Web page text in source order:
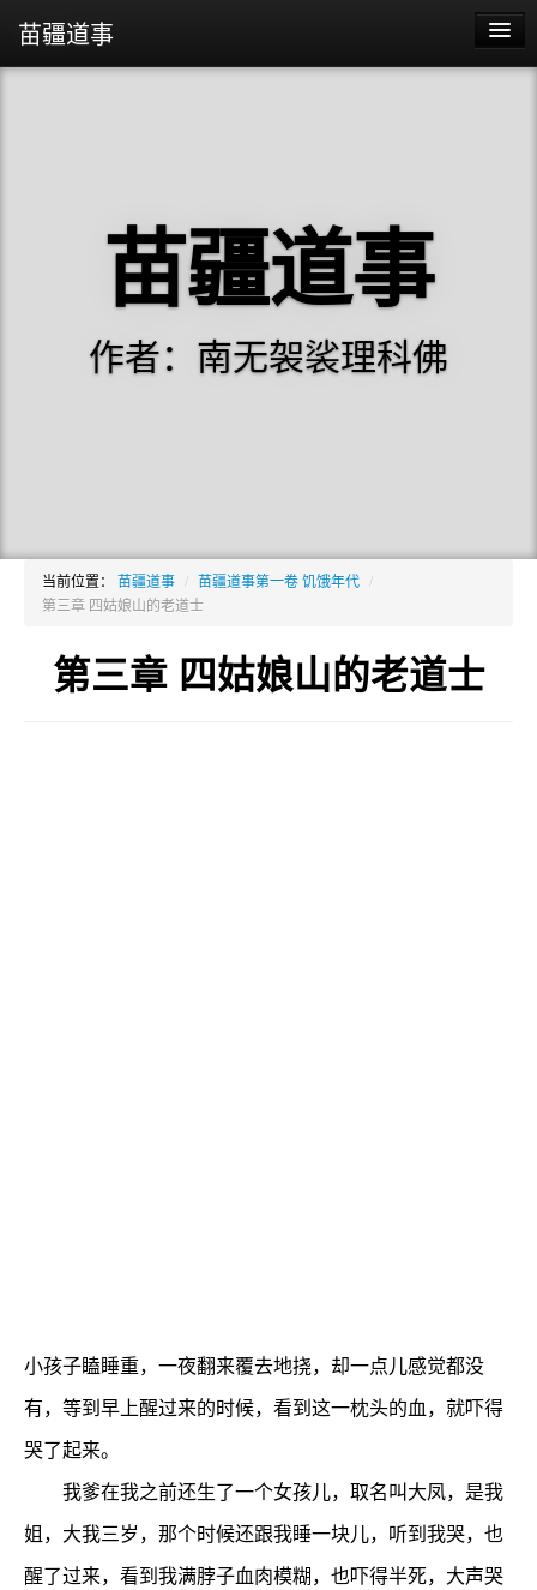
苗疆道事
苗疆道事
作者：南无袈裟理科佛
当前位置： 苗疆道事 / 苗疆道事第一卷 饥饿年代 /
第三章 四姑娘山的老道士
第三章 四姑娘山的老道士
小孩子瞌睡重，一夜翻来覆去地挠，却一点儿感觉都没
有，等到早上醒过来的时候，看到这一枕头的血，就吓得
哭了起来。
我爹在我之前还生了一个女孩儿，取名叫大凤，是我
姐，大我三岁，那个时候还跟我睡一块儿，听到我哭，也
醒了过来，看到我满脖子血肉模糊，也吓得半死，大声哭